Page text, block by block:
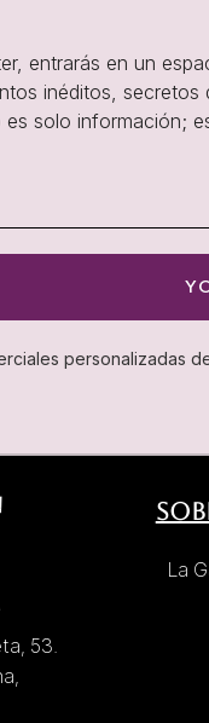
entrarás en un
inéditos,
solo información;
personalizadas
53.
La